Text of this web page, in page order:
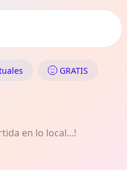
TownSpot
Town:
GRATIS
en lo local...!